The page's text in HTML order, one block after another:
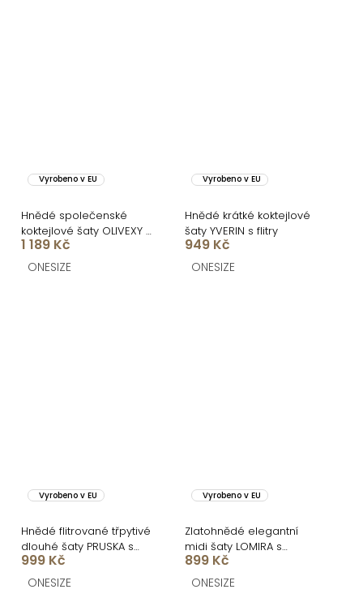
Vyrobeno v EU
Hnědé společenské
koktejlové šaty OLIVEXY s
flitry
1 189 Kč
ONESIZE
Vyrobeno v EU
Hnědé krátké koktejlové
šaty YVERIN s flitry
949 Kč
ONESIZE
Vyrobeno v EU
Hnědé flitrované třpytivé
dlouhé šaty PRUSKA s
rozparkem
999 Kč
ONESIZE
Vyrobeno v EU
Zlatohnědé elegantní
midi šaty LOMIRA s
rozparkem
899 Kč
ONESIZE